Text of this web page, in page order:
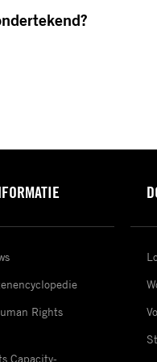
Rights
Capacity-